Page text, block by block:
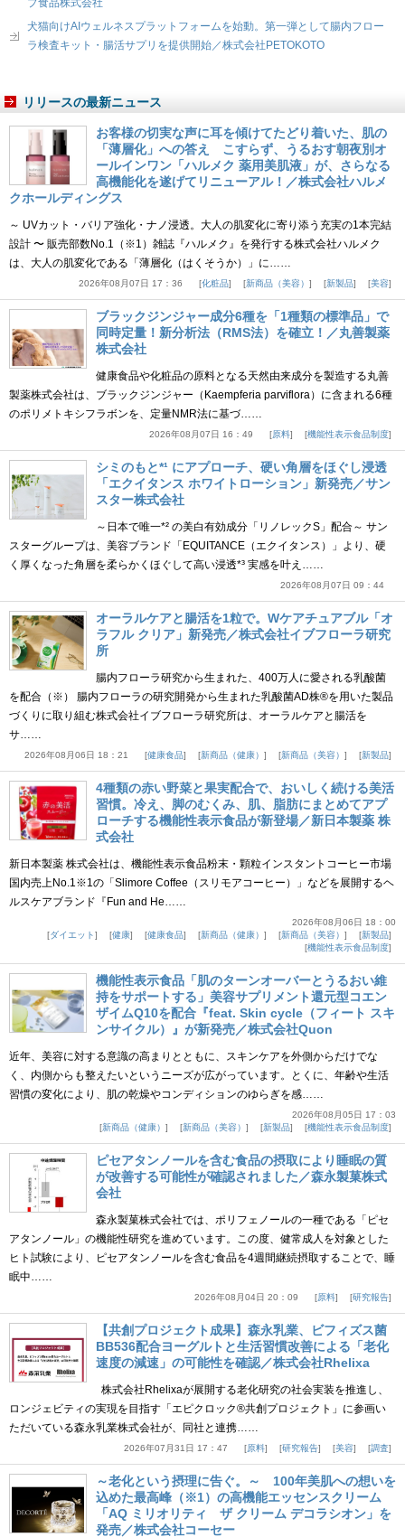
犬猫向けAIウェルネスプラットフォームを始動。第一弾として腸内フロー
ラ検査キット・腸活サプリを提供開始／株式会社PETOKOTO
リリースの最新ニュース
お客様の切実な声に耳を傾けてたどり着いた、肌の
「薄層化」への答え こすらず、うるおす朝夜別オ
ールインワン「ハルメク 薬用美肌液」が、さらなる
高機能化を遂げてリニューアル！／株式会社ハルメ
クホールディングス
～ UVカット・バリア強化・ナノ浸透。大人の肌変化に寄り添う充実の1本完結
設計 〜 販売部数No.1（※1）雑誌『ハルメク』を発行する株式会社ハルメク
は、大人の肌変化である「薄層化（はくそうか）」に……
2026年08月07日 17：36 化粧品 新商品（美容） 新製品 美容
ブラックジンジャー成分6種を「1種類の標準品」で
同時定量！新分析法（RMS法）を確立！／丸善製薬
株式会社
健康食品や化粧品の原料となる天然由来成分を製造する丸善
製薬株式会社は、ブラックジンジャー（Kaempferia parviflora）に含まれる6種
のポリメトキシフラボンを、定量NMR法に基づ……
2026年08月07日 16：49 原料 機能性表示食品制度
シミのもと*¹ にアプローチ、硬い角層をほぐし浸透
「エクイタンス ホワイトローション」新発売／サン
スター株式会社
～日本で唯一*² の美白有効成分「リノレックS」配合～ サン
スターグループは、美容ブランド「EQUITANCE（エクイタンス）」より、硬
く厚くなった角層を柔らかくほぐして高い浸透*³ 実感を叶え……
2026年08月07日 09：44
オーラルケアと腸活を1粒で。Wケアチュアブル「オ
ラフル クリア」新発売／株式会社イブフローラ研究
所
腸内フローラ研究から生まれた、400万人に愛される乳酸菌
を配合（※） 腸内フローラの研究開発から生まれた乳酸菌AD株®を用いた製品
づくりに取り組む株式会社イブフローラ研究所は、オーラルケアと腸活を
サ……
2026年08月06日 18：21 健康食品 新商品（健康） 新商品（美容） 新製品
4種類の赤い野菜と果実配合で、おいしく続ける美活
習慣。冷え、脚のむくみ、肌、脂肪にまとめてアプ
ローチする機能性表示食品が新登場／新日本製薬 株
式会社
新日本製薬 株式会社は、機能性表示食品粉末・顆粒インスタントコーヒー市場
国内売上No.1※1の「Slimore Coffee（スリモアコーヒー）」などを展開するヘ
ルスケアブランド『Fun and He……
2026年08月06日 18：00
ダイエット
健康 健康食品 新商品（健康） 新商品（美容）
新製品
機能性表示食品制度
機能性表示食品「肌のターンオーバーとうるおい維
持をサポートする」美容サプリメント還元型コエン
ザイムQ10を配合『feat. Skin cycle（フィート スキ
ンサイクル）』が新発売／株式会社Quon
近年、美容に対する意識の高まりとともに、スキンケアを外側からだけでな
く、内側からも整えたいというニーズが広がっています。とくに、年齢や生活
習慣の変化により、肌の乾燥やコンディションのゆらぎを感……
2026年08月05日 17：03
新商品（健康）
新商品（美容） 新製品 機能性表示食品制度
ピセアタンノールを含む食品の摂取により睡眠の質
が改善する可能性が確認されました／森永製菓株式
会社
森永製菓株式会社では、ポリフェノールの一種である「ピセ
アタンノール」の機能性研究を進めています。この度、健常成人を対象とした
ヒト試験により、ピセアタンノールを含む食品を4週間継続摂取することで、睡
眠中……
2026年08月04日 20：09 原料 研究報告
【共創プロジェクト成果】森永乳業、ビフィズス菌
BB536配合ヨーグルトと生活習慣改善による「老化
速度の減速」の可能性を確認／株式会社Rhelixa
株式会社Rhelixaが展開する老化研究の社会実装を推進し、
ロンジェビティの実現を目指す「エピクロック®共創プロジェクト」に参画い
ただいている森永乳業株式会社が、同社と連携……
2026年07月31日 17：47 原料 研究報告 美容 調査
～老化という摂理に告ぐ。～ 100年美肌への想いを
込めた最高峰（※1）の高機能エッセンスクリーム
「AQ ミリオリティ ザ クリーム デコラシオン」を
発売／株式会社コーセー